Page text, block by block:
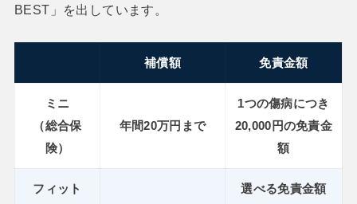
BEST」を出しています。
補償額 免責金額
ミニ
（総合保
険）
年間20万円まで
1つの傷病につき
20,000円の免責金
額
フィット
選べる免責金額